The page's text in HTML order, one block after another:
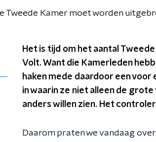
Tweede Kamer moet worden
Het is tijd om het aantal
Volt. Want die Kamerleden
haken mede daardoor een
in waarin ze niet alleen de
anders willen zien. Het
Daarom praten we vandaag